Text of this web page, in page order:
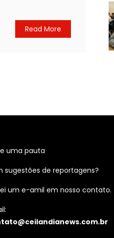
Read More
uma pauta
sugestões de reportagens?
um e-amil em nosso contato.